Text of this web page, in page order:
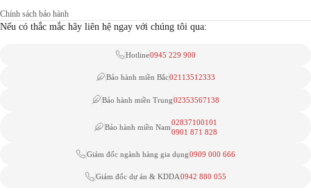
Chính sách bảo hành
Nếu có thắc mắc hãy liên hệ ngay với chúng tôi qua:
Hotline0945 229 900
Bảo hành miền Bắc02113512333
Bảo hành miền Trung02353567138
Bảo hành miền Nam
02837100101
0901 871 828
Giám đốc ngành hàng gia dụng0909 000 666
Giám đốc dự án & KDDA0942 880 055